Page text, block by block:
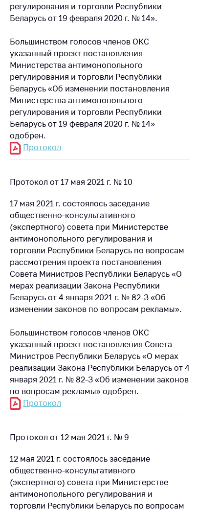
регулирования и торговли Республики
Беларусь от 19 февраля 2020 г. № 14».
Большинством голосов членов ОКС
указанный проект постановления
Министерства антимонопольного
регулирования и торговли Республики
Беларусь «Об изменении постановления
Министерства антимонопольного
регулирования и торговли Республики
Беларусь от 19 февраля 2020 г. № 14»
одобрен.
Протокол
Протокол от 17 мая 2021 г. № 10
17 мая 2021 г. состоялось заседание
общественно-консультативного
(экспертного) совета при Министерстве
антимонопольного регулирования и
торговли Республики Беларусь по вопросам
рассмотрения проекта постановления
Совета Министров Республики Беларусь «О
мерах реализации Закона Республики
Беларусь от 4 января 2021 г. № 82-З «Об
изменении законов по вопросам рекламы».
Большинством голосов членов ОКС
указанный проект постановления Совета
Министров Республики Беларусь «О мерах
реализации Закона Республики Беларусь от 4
января 2021 г. № 82-З «Об изменении законов
по вопросам рекламы» одобрен.
Протокол
Протокол от 12 мая 2021 г. № 9
12 мая 2021 г. состоялось заседание
общественно-консультативного
(экспертного) совета при Министерстве
антимонопольного регулирования и
торговли Республики Беларусь по вопросам